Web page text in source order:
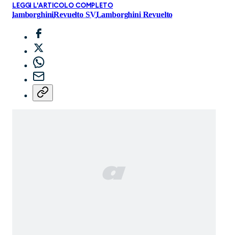
LEGGI L'ARTICOLO COMPLETO
lamborghiniRevuelto SVLamborghini Revuelto